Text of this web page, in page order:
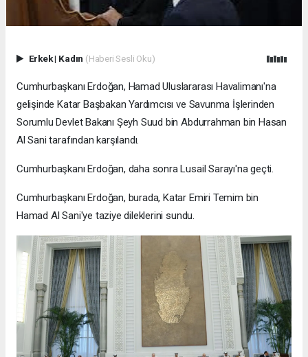
Erkek| Kadın (Haberi Sesli Oku)
Cumhurbaşkanı Erdoğan, Hamad Uluslararası Havalimanı'na
gelişinde Katar Başbakan Yardımcısı ve Savunma İşlerinden
Sorumlu Devlet Bakanı Şeyh Suud bin Abdurrahman bin Hasan
Al Sani tarafından karşılandı.
Cumhurbaşkanı Erdoğan, daha sonra Lusail Sarayı'na geçti.
Cumhurbaşkanı Erdoğan, burada, Katar Emiri Temim bin
Hamad Al Sani'ye taziye dileklerini sundu.